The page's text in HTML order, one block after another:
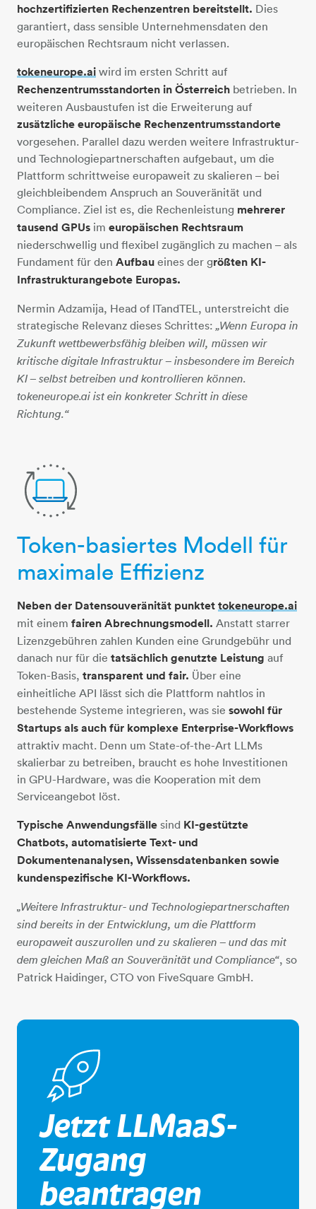
hochzertifizierten Rechenzentren bereitstellt. Dies
garantiert, dass sensible Unternehmensdaten den
europäischen Rechtsraum nicht verlassen.
tokeneurope.ai wird im ersten Schritt auf
Rechenzentrumsstandorten in Österreich betrieben. In
weiteren Ausbaustufen ist die Erweiterung auf
zusätzliche europäische Rechenzentrumsstandorte
vorgesehen. Parallel dazu werden weitere Infrastruktur-
und Technologiepartnerschaften aufgebaut, um die
Plattform schrittweise europaweit zu skalieren – bei
gleichbleibendem Anspruch an Souveränität und
Compliance. Ziel ist es, die Rechenleistung mehrerer
tausend GPUs im europäischen Rechtsraum
niederschwellig und flexibel zugänglich zu machen – als
Fundament für den Aufbau eines der größten KI-
Infrastrukturangebote Europas.
Nermin Adzamija, Head of ITandTEL, unterstreicht die
strategische Relevanz dieses Schrittes: „Wenn Europa in
Zukunft wettbewerbsfähig bleiben will, müssen wir
kritische digitale Infrastruktur – insbesondere im Bereich
KI – selbst betreiben und kontrollieren können.
tokeneurope.ai ist ein konkreter Schritt in diese
Richtung.“
computer-2-pfeile
Token-basiertes Modell für
maximale Effizienz
Neben der Datensouveränität punktettokeneurope.ai
mit einem fairen Abrechnungsmodell. Anstatt starrer
Lizenzgebühren zahlen Kunden eine Grundgebühr und
danach nur für die tatsächlich genutzte Leistung auf
Token-Basis, transparent und fair. Über eine
einheitliche API lässt sich die Plattform nahtlos in
bestehende Systeme integrieren, was sie sowohl für
Startups als auch für komplexe Enterprise-Workflows
attraktiv macht. Denn um State-of-the-Art LLMs
skalierbar zu betreiben, braucht es hohe Investitionen
in GPU-Hardware, was die Kooperation mit dem
Serviceangebot löst.
Typische Anwendungsfälle sind KI-gestützte
Chatbots, automatisierte Text- und
Dokumentenanalysen, Wissensdatenbanken sowie
kundenspezifische KI-Workflows.
„Weitere Infrastruktur- und Technologiepartnerschaften
sind bereits in der Entwicklung, um die Plattform
europaweit auszurollen und zu skalieren – und das mit
dem gleichen Maß an Souveränität und Compliance“, so
Patrick Haidinger, CTO von FiveSquare GmbH.
Jetzt LLMaaS-
Zugang
beantragen